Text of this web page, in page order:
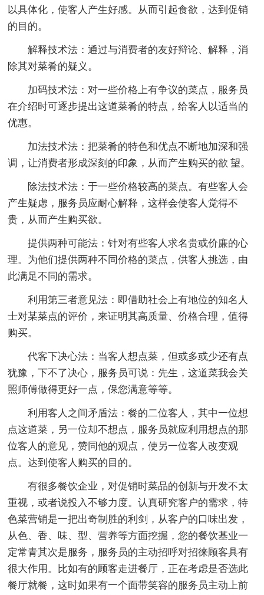
以具体化，使客人产生好感。从而引起食欲，达到促销
的目的。
解释技术法：通过与消费者的友好辩论、解释，消
除其对菜肴的疑义。
加码技术法：对一些价格上有争议的菜点，服务员
在介绍时可逐步提出这道菜肴的特点，给客人以适当的
优惠。
加法技术法：把菜肴的特色和优点不断地加深和强
调，让消费者形成深刻的印象，从而产生购买的欲 望。
除法技术法：于一些价格较高的菜点。有些客人会
产生疑虑，服务员应耐心解释，这样会使客人觉得不
贵，从而产生购买欲。
提供两种可能法：针对有些客人求名贵或价廉的心
理。为他们提供两种不同价格的菜点，供客人挑选，由
此满足不同的需求。
利用第三者意见法：即借助社会上有地位的知名人
士对某菜点的评价，来证明其高质量、价格合理，值得
购买。
代客下决心法：当客人想点菜，但或多或少还有点
犹豫，下不了决心，服务员可说：先生，这道菜我会关
照师傅做得更好一点，保您满意等等。
利用客人之间矛盾法：餐的二位客人，其中一位想
点这道菜，另一位却不想点，服务员就应利用想点的那
位客人的意见，赞同他的观点，使另一位客人改变观
点。达到使客人购买的目的。
有很多餐饮企业，对促销时菜品的创新与开发不太
重视，或者说投入不够力度。认真研究客户的需求，特
色菜营销是一把出奇制胜的利剑，从客户的口味出发，
从色、香、味、型、营养等方面挖掘，您的餐饮基业一
定常青其次是服务，服务员的主动招呼对招徕顾客具有
很大作用。比如有的顾客走进餐厅，正在考虑是否选此
餐厅就餐，这时如果有一个面带笑容的服务员主动上前